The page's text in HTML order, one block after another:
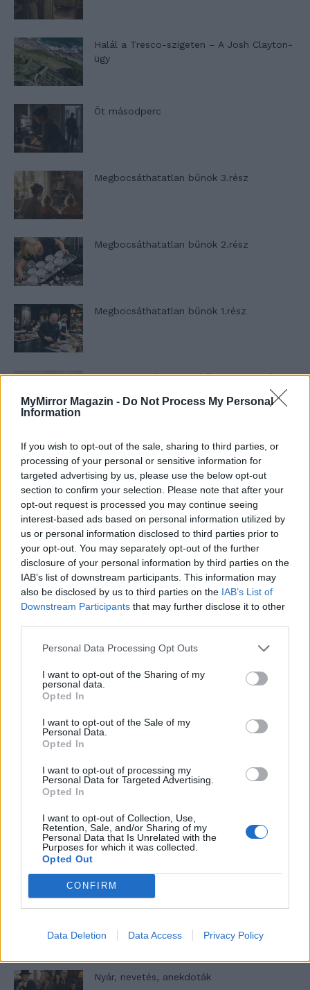
MyMirror Magazin - Do Not Process My Personal
Information
If you wish to opt-out of the sale, sharing to third parties, or
processing of your personal or sensitive information for
targeted advertising by us, please use the below opt-out
section to confirm your selection. Please note that after your
opt-out request is processed you may continue seeing
interest-based ads based on personal information utilized by
us or personal information disclosed to third parties prior to
your opt-out. You may separately opt-out of the further
disclosure of your personal information by third parties on the
IAB’s list of downstream participants. This information may
also be disclosed by us to third parties on the IAB’s List of
Downstream Participants that may further disclose it to other
Personal Data Processing Opt Outs
I want to opt-out of the Sharing of my
personal data.
Opted In
I want to opt-out of the Sale of my
Personal Data.
Opted In
I want to opt-out of processing my
Personal Data for Targeted Advertising.
Opted In
I want to opt-out of Collection, Use,
Retention, Sale, and/or Sharing of my
Personal Data that Is Unrelated with the
Purposes for which it was collected.
Opted Out
CONFIRM
Data Deletion Data Access Privacy Policy
Halál a Tresco-szigeten – A Josh Clayton-
ügy
Öt másodperc
Megbocsáthatatlan bűnök 3.rész
Megbocsáthatatlan bűnök 2.rész
Megbocsáthatatlan bűnök 1.rész
Szent Genovéva, a túlélő Franciaország
Minka 12. rész
Minka 11. rész
T. szereti a fiatal lányokat 14. rész
Pedig szóltam… – Miért nem hiszünk a
gyűjteménye
Elyna Robbs: Adéle és az örökölt árnyak
Woody Allen megosztó zsenialitása
A világ legismertebb ruhái
Nyár, nevetés, anekdoták